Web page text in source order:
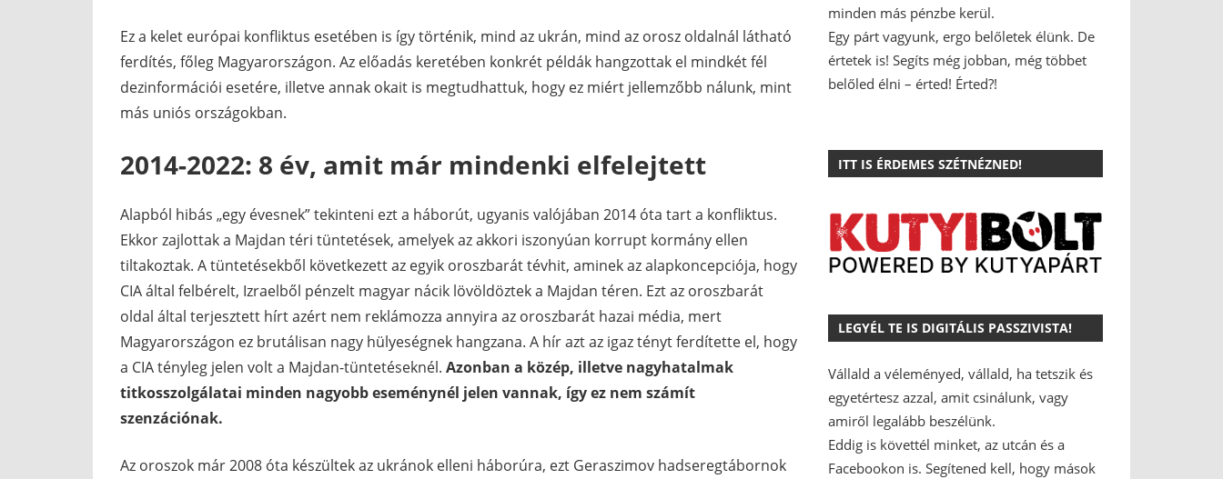
Ez a kelet európai konfliktus esetében is így történik, mind az ukrán, mind az orosz oldalnál látható
ferdítés, főleg Magyarországon. Az előadás keretében konkrét példák hangzottak el mindkét fél
dezinformációi esetére, illetve annak okait is megtudhattuk, hogy ez miért jellemzőbb nálunk, mint
más uniós országokban.
2014-2022: 8 év, amit már mindenki elfelejtett
Alapból hibás „egy évesnek” tekinteni ezt a háborút, ugyanis valójában 2014 óta tart a konfliktus.
Ekkor zajlottak a Majdan téri tüntetések, amelyek az akkori iszonyúan korrupt kormány ellen
tiltakoztak. A tüntetésekből következett az egyik oroszbarát tévhit, aminek az alapkoncepciója, hogy
CIA által felbérelt, Izraelből pénzelt magyar nácik lövöldöztek a Majdan téren. Ezt az oroszbarát
oldal által terjesztett hírt azért nem reklámozza annyira az oroszbarát hazai média, mert
Magyarországon ez brutálisan nagy hülyeségnek hangzana. A hír azt az igaz tényt ferdítette el, hogy
a CIA tényleg jelen volt a Majdan-tüntetéseknél. Azonban a közép, illetve nagyhatalmak
titkosszolgálatai minden nagyobb eseménynél jelen vannak, így ez nem számít
szenzációnak.
Az oroszok már 2008 óta készültek az ukránok elleni háborúra, ezt Geraszimov hadseregtábornok
minden más pénzbe kerül.
Egy párt vagyunk, ergo belőletek élünk. De
értetek is! Segíts még jobban, még többet
belőled élni – érted! Érted?!
ITT IS ÉRDEMES SZÉTNÉZNED!
LEGYÉL TE IS DIGITÁLIS PASSZIVISTA!
Vállald a véleményed, vállald, ha tetszik és
egyetértesz azzal, amit csinálunk, vagy
amiről legalább beszélünk.
Eddig is követtél minket, az utcán és a
Facebookon is. Segítened kell, hogy mások